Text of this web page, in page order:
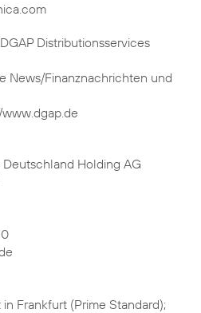
Distributionsservices
News/Finanznachrichten und
Holding AG
Frankfurt (Prime Standard);